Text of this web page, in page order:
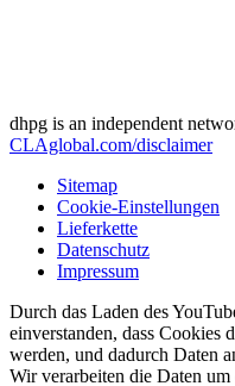
dhpg is an independent
CLAglobal.com/disclaimer
Sitemap
Cookie-Einstellungen
Lieferkette
Datenschutz
Impressum
Durch das Laden des
einverstanden, dass Cookies
werden, und dadurch Daten
Wir verarbeiten die Daten